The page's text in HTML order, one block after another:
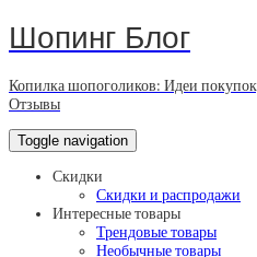
Шопинг Блог
Копилка шопоголиков: Идеи
Отзывы
Toggle navigation
Скидки
Скидки и распродажи
Интересные товары
Трендовые товары
Необычные товары